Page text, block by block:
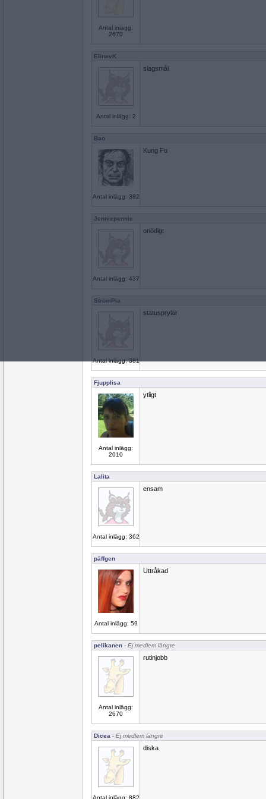
Antal inlägg:
2670
ElinavK
Antal inlägg: 2
slagsmål
Bao
Antal inlägg: 382
Kung Fu
Jenniepennie
Antal inlägg: 437
onödigt
StrömPia
Antal inlägg: 381
statusprylar
Fjupplisa
Antal inlägg:
2010
ytligt
Lalita
Antal inlägg: 362
ensam
päffgen
Antal inlägg: 59
Uttråkad
pelikanen - Ej medlem längre
Antal inlägg:
2670
rutinjobb
Dicea - Ej medlem längre
Antal inlägg: 882
diska